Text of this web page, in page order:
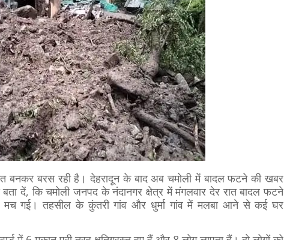
बनकर बरस रही है। देहरादून के बाद अब चमोली में बादल फटने की खबर
दें, कि चमोली जनपद के नंदानगर क्षेत्र में मंगलवार देर रात बादल फटने
मच गई। तहसील के कुंतरी गांव और धुर्मा गांव में मलबा आने से कई घर